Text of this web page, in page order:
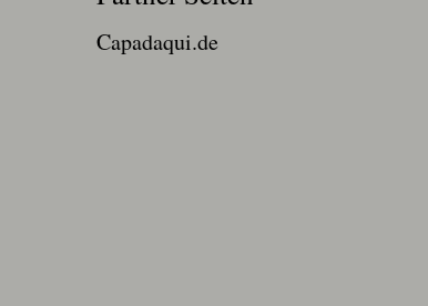
Capadaqui.de